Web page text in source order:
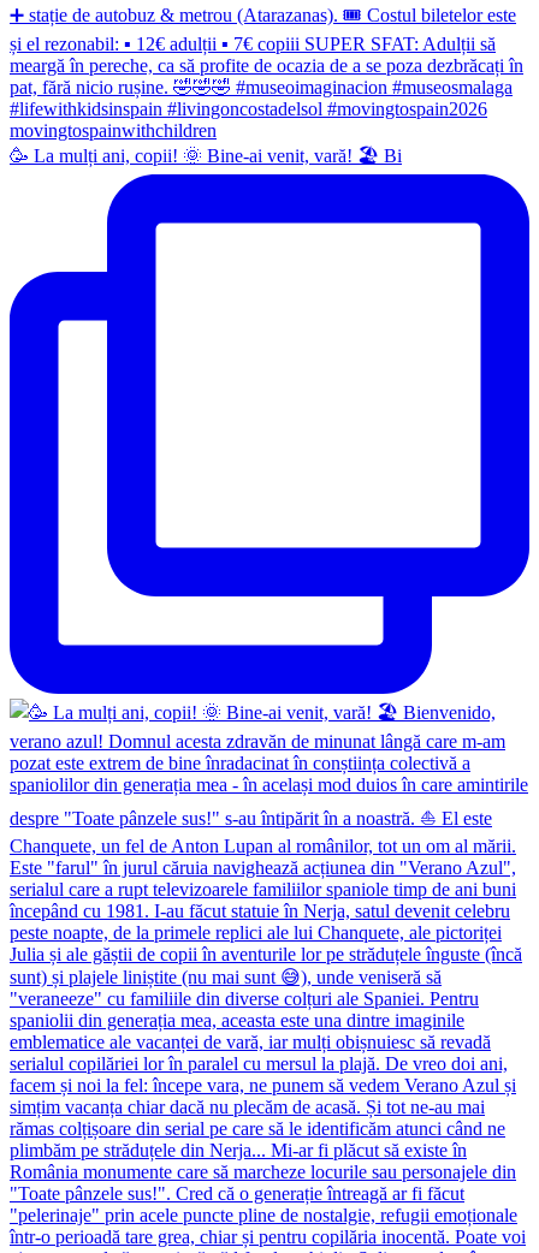
🥳 La mulți ani, copii! 🌞 Bine-ai venit, vară! 🏖 Bi